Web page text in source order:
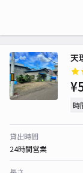
天
時
貸出時間
24時間営業